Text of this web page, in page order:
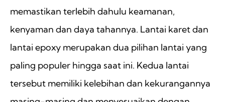
memastikan terlebih dahulu keamanan,
kenyaman dan daya tahannya. Lantai karet dan
lantai epoxy merupakan dua pilihan lantai yang
paling populer hingga saat ini. Kedua lantai
tersebut memiliki kelebihan dan kekurangannya